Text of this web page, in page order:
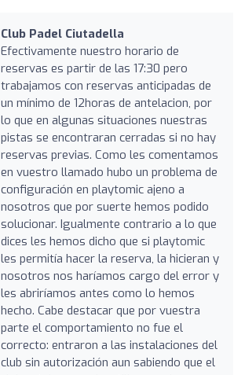
Club Padel Ciutadella
Efectivamente nuestro horario de
reservas es partir de las 17:30 pero
trabajamos con reservas anticipadas de
un mínimo de 12horas de antelacion, por
lo que en algunas situaciones nuestras
pistas se encontraran cerradas si no hay
reservas previas. Como les comentamos
en vuestro llamado hubo un problema de
configuración en playtomic ajeno a
nosotros que por suerte hemos podido
solucionar. Igualmente contrario a lo que
dices les hemos dicho que si playtomic
les permitía hacer la reserva, la hicieran y
nosotros nos haríamos cargo del error y
les abriríamos antes como lo hemos
hecho. Cabe destacar que por vuestra
parte el comportamiento no fue el
correcto: entraron a las instalaciones del
club sin autorización aun sabiendo que el